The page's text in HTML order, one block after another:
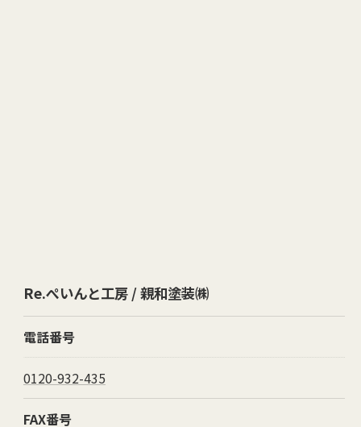
Re.ぺいんと工房 / 親和塗装㈱
電話番号
0120-932-435
FAX番号